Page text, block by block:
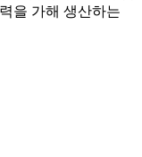
을 가해 생산하는